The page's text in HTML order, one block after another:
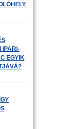
IPARI-
EGYIK